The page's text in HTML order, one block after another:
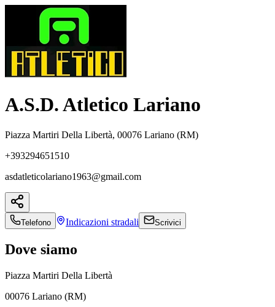
A.S.D. Atletico Lariano
Piazza Martiri Della Libertà, 00076 Lariano (RM)
+393294651510
asdatleticolariano1963@gmail.com
Telefono Indicazioni stradali Scrivici
Dove siamo
Piazza Martiri Della Libertà
00076 Lariano (RM)